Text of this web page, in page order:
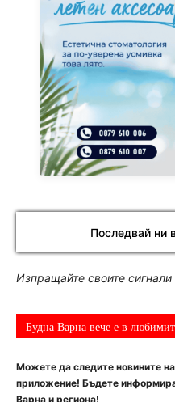
Последвай ни
Изпращайте своите сигнали
Будна Варна вече е в
Можете да следите новините
приложение! Бъдете
Варна и региона!